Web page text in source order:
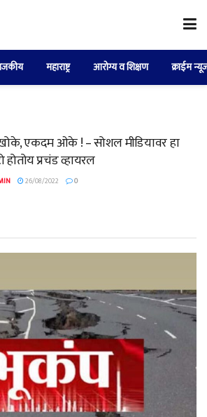
महाराष्ट्र आरोग्य व शिक्षण क्राईम
एकदम ओके ! – सोशल मीडियावर हा
होतोय प्रचंड व्हायरल
26/08/2022 0